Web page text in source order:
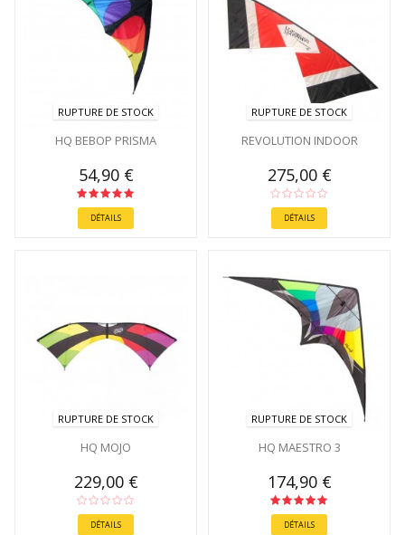
RUPTURE DE STOCK
HQ BEBOP PRISMA
54,90 €
DÉTAILS
RUPTURE DE STOCK
REVOLUTION INDOOR
275,00 €
DÉTAILS
RUPTURE DE STOCK
HQ MOJO
229,00 €
DÉTAILS
RUPTURE DE STOCK
HQ MAESTRO 3
174,90 €
DÉTAILS